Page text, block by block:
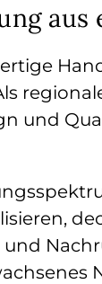
aus
und